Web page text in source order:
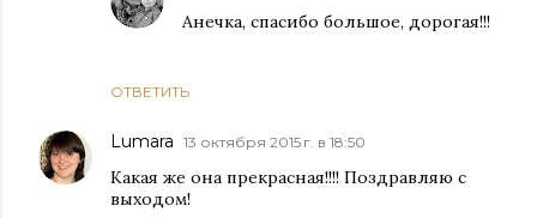
ОТВЕТИТЬ
Анечка, спасибо большое, дорогая!!!
Lumara 13 октября 2015 г. в 18:50
Какая же она прекрасная!!!! Поздравляю с
выходом!